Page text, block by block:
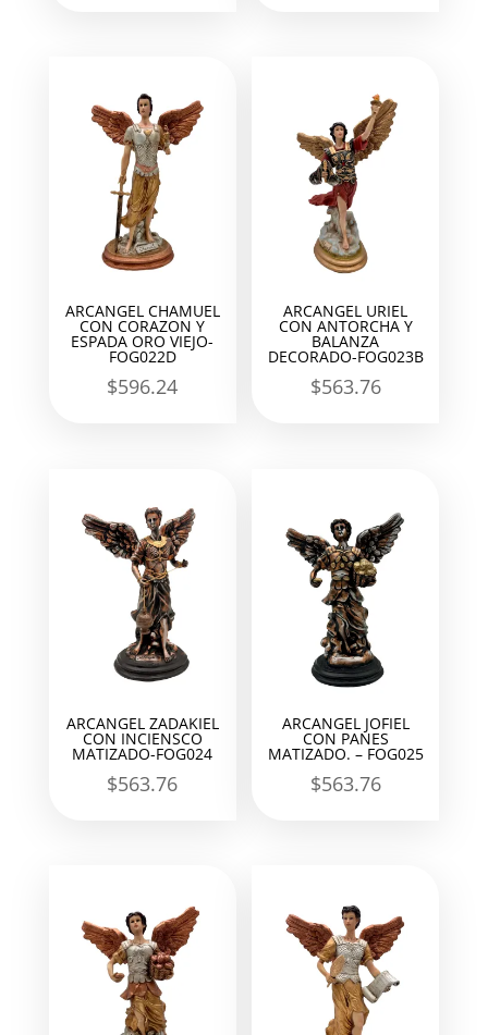
ARCANGEL CHAMUEL
CON CORAZON Y
ESPADA ORO VIEJO-
FOG022D
$596.24
ARCANGEL URIEL
CON ANTORCHA Y
BALANZA
DECORADO-FOG023B
$563.76
ARCANGEL ZADAKIEL
CON INCIENSCO
MATIZADO-FOG024
$563.76
ARCANGEL JOFIEL
CON PANES
MATIZADO. – FOG025
$563.76